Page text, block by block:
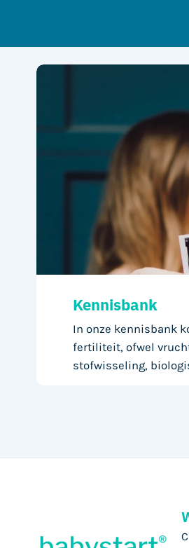
Kennisbank
In onze kennisbank
fertiliteit, ofwel
stofwisseling,